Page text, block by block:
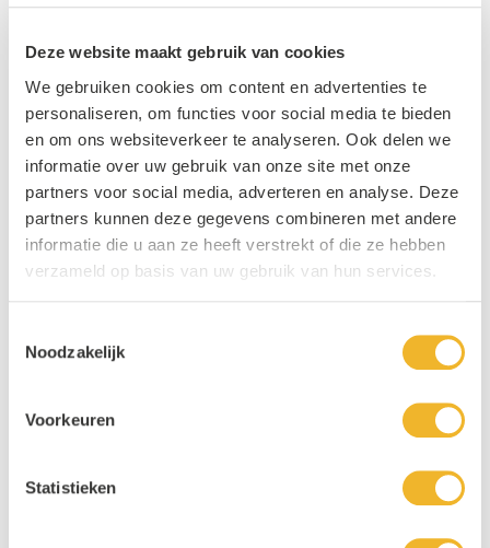
Deze website maakt gebruik van cookies
We gebruiken cookies om content en advertenties te
personaliseren, om functies voor social media te bieden
en om ons websiteverkeer te analyseren. Ook delen we
informatie over uw gebruik van onze site met onze
partners voor social media, adverteren en analyse. Deze
partners kunnen deze gegevens combineren met andere
informatie die u aan ze heeft verstrekt of die ze hebben
verzameld op basis van uw gebruik van hun services.
Noodzakelijk
Voorkeuren
Statistieken
Persoonlijke klantenservice
Maandag t/m vrijdag van 09.00 tot 16.00 staat onze
vakkundige klantenservice klaar.
15 Jaar Beste Drankengroothandel